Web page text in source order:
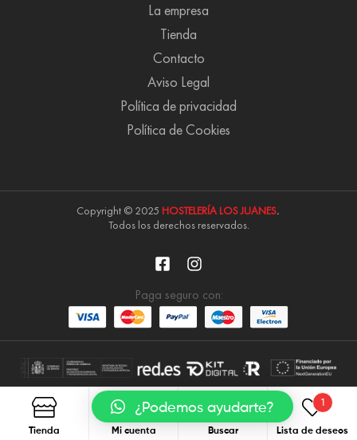
La empresa
Tienda
Contacto
Aviso Legal
Política de privacidad
Política de Cookies
Copyright © 2025 HOSTELERÍA LOS JUANES.
Todos los derechos reservados.
Paga seguro con:
Tienda Mi cuenta Buscar Buscar
Lista de deseos
1
¿Podemos ayudarte?